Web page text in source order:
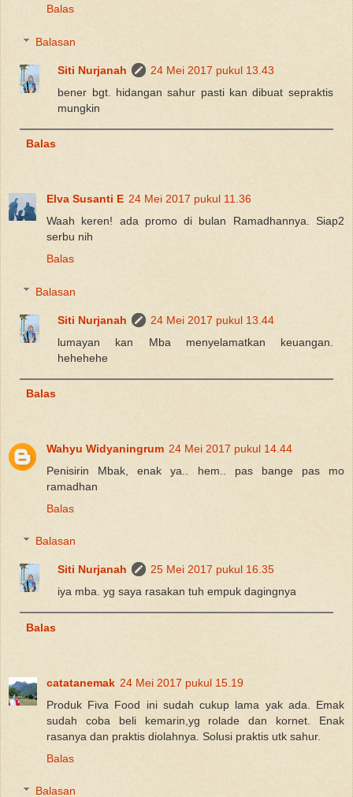
Balas
Balasan
Siti Nurjanah
24 Mei 2017 pukul 13.43
bener bgt. hidangan sahur pasti kan dibuat sepraktis
mungkin
Balas
Elva Susanti E 24 Mei 2017 pukul 11.36
Waah keren! ada promo di bulan Ramadhannya. Siap2
serbu nih
Balas
Balasan
Siti Nurjanah
24 Mei 2017 pukul 13.44
lumayan kan Mba menyelamatkan keuangan.
hehehehe
Balas
Wahyu Widyaningrum 24 Mei 2017 pukul 14.44
Penisirin Mbak, enak ya.. hem.. pas bange pas mo
ramadhan
Balas
Balasan
Siti Nurjanah
25 Mei 2017 pukul 16.35
iya mba. yg saya rasakan tuh empuk dagingnya
Balas
catatanemak 24 Mei 2017 pukul 15.19
Produk Fiva Food ini sudah cukup lama yak ada. Emak
sudah coba beli kemarin,yg rolade dan kornet. Enak
rasanya dan praktis diolahnya. Solusi praktis utk sahur.
Balas
Balasan